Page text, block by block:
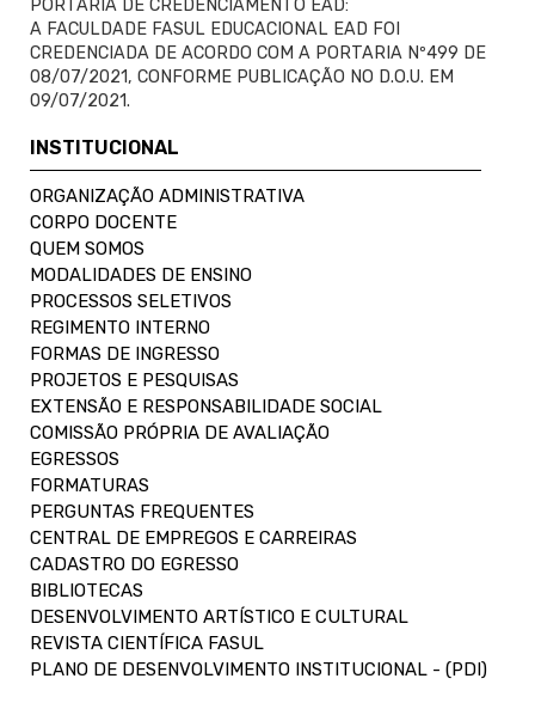
PORTARIA DE CREDENCIAMENTO EAD:
A FACULDADE FASUL EDUCACIONAL EAD FOI
CREDENCIADA DE ACORDO COM A PORTARIA Nº499 DE
08/07/2021, CONFORME PUBLICAÇÃO NO D.O.U. EM
09/07/2021.
INSTITUCIONAL
ORGANIZAÇÃO ADMINISTRATIVA
CORPO DOCENTE
QUEM SOMOS
MODALIDADES DE ENSINO
PROCESSOS SELETIVOS
REGIMENTO INTERNO
FORMAS DE INGRESSO
PROJETOS E PESQUISAS
EXTENSÃO E RESPONSABILIDADE SOCIAL
COMISSÃO PRÓPRIA DE AVALIAÇÃO
EGRESSOS
FORMATURAS
PERGUNTAS FREQUENTES
CENTRAL DE EMPREGOS E CARREIRAS
CADASTRO DO EGRESSO
BIBLIOTECAS
DESENVOLVIMENTO ARTÍSTICO E CULTURAL
REVISTA CIENTÍFICA FASUL
PLANO DE DESENVOLVIMENTO INSTITUCIONAL - (PDI)